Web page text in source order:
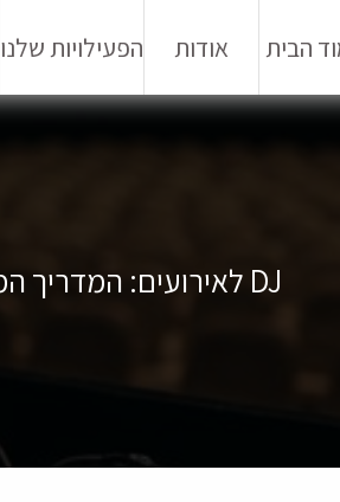
הבית אודות הפעילויות שלנו
DJ לאירועים: המדריך המלא לשילוב עם סדנאות מוזיקה של צלילי עולם